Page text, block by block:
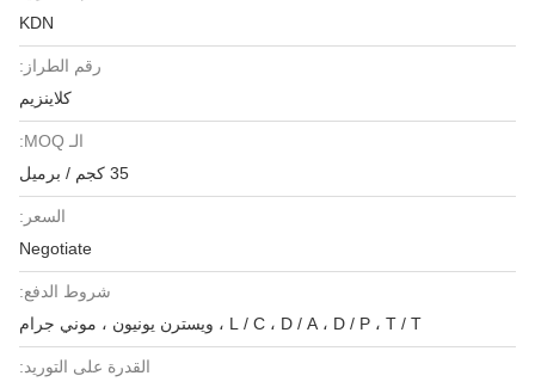
KDN
رقم الطراز:
كلاينزيم
الـ MOQ:
35 كجم / برميل
السعر:
Negotiate
شروط الدفع:
L / C ، D / A ، D / P ، T / T ، ويسترن يونيون ، موني جرام
القدرة على التوريد: